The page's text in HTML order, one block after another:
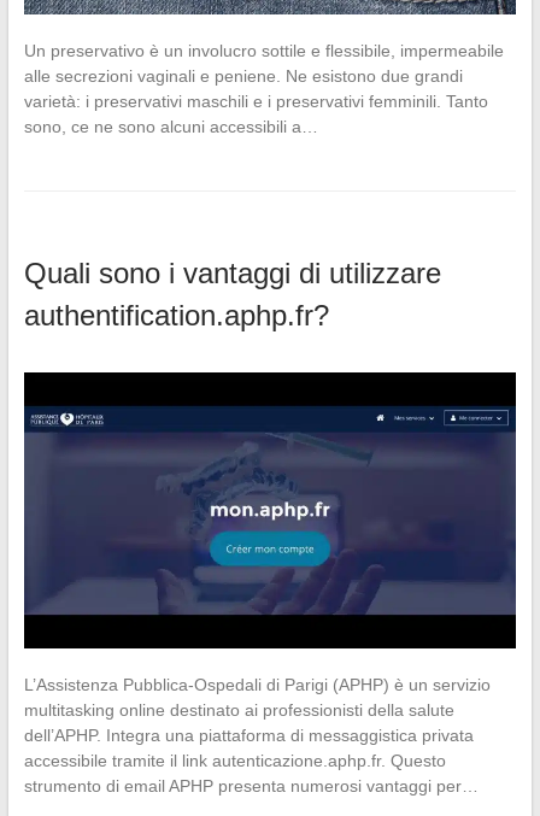
Un preservativo è un involucro sottile e flessibile, impermeabile
alle secrezioni vaginali e peniene. Ne esistono due grandi
varietà: i preservativi maschili e i preservativi femminili. Tanto
sono, ce ne sono alcuni accessibili a…
Quali sono i vantaggi di utilizzare
authentification.aphp.fr?
L’Assistenza Pubblica-Ospedali di Parigi (APHP) è un servizio
multitasking online destinato ai professionisti della salute
dell’APHP. Integra una piattaforma di messaggistica privata
accessibile tramite il link autenticazione.aphp.fr. Questo
strumento di email APHP presenta numerosi vantaggi per…